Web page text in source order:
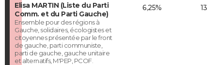
Elisa MARTIN (Liste du Parti
Comm. et du Parti Gauche)
Ensemble pour des régions à
Gauche, solidaires, écologistes et
citoyennes présentée par le front
de gauche, parti communiste,
parti de gauche, gauche unitaire
et alternatifs, M'PEP, PCOF.
6,25% 13